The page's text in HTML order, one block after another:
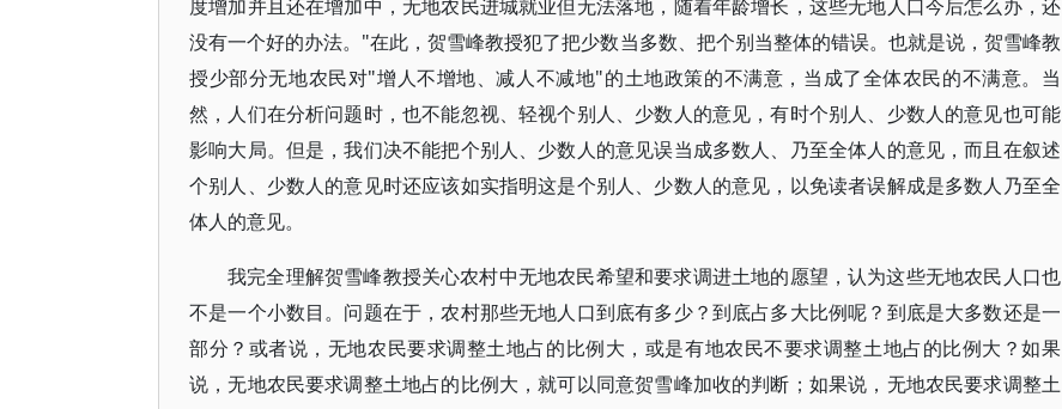
度增加并且还在增加中，无地农民进城就业但无法落地，随着年龄增长，这些无地人口今后怎么办，还
没有一个好的办法。"在此，贺雪峰教授犯了把少数当多数、把个别当整体的错误。也就是说，贺雪峰教
授少部分无地农民对"增人不增地、减人不减地"的土地政策的不满意，当成了全体农民的不满意。当
然，人们在分析问题时，也不能忽视、轻视个别人、少数人的意见，有时个别人、少数人的意见也可能
影响大局。但是，我们决不能把个别人、少数人的意见误当成多数人、乃至全体人的意见，而且在叙述
个别人、少数人的意见时还应该如实指明这是个别人、少数人的意见，以免读者误解成是多数人乃至全
体人的意见。
我完全理解贺雪峰教授关心农村中无地农民希望和要求调进土地的愿望，认为这些无地农民人口也
不是一个小数目。问题在于，农村那些无地人口到底有多少？到底占多大比例呢？到底是大多数还是一
部分？或者说，无地农民要求调整土地占的比例大，或是有地农民不要求调整土地占的比例大？如果
说，无地农民要求调整土地占的比例大，就可以同意贺雪峰加收的判断；如果说，无地农民要求调整土